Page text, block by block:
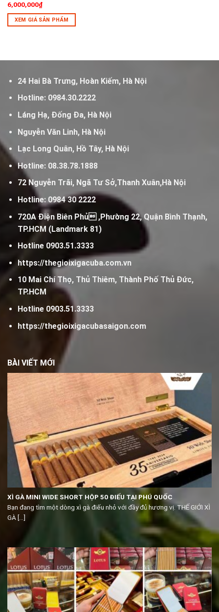
5out of 5
6,000,000₫
XEM GIÁ SẢN PHẨM
24 Hai Bà Trưng, Hoàn Kiếm, Hà Nội
Hotline: 0984.30.2222
Láng Hạ, Đống Đa, Hà Nội
Nguyễn Văn Linh, Hà Nội
Lạc Long Quân, Hồ Tây, Hà Nội
Hotline: 08.38.78.1888
72 Nguyễn Trãi, Ngã Tư Sở,Thanh Xuân,Hà Nội
Hotline: 0984 30 2222
720A Điện Biên Phủ ,Phường 22, Quận Bình Thạnh,
TP.HCM (Landmark 81)
Hotline 0903.51.3333
https://thegioixigacuba.com.vn
10 Mai Chí Thọ, Thủ Thiêm, Thành Phố Thủ Đức,
TP.HCM
Hotline 0903.51.3333
https://thegioixigacubasaigon.com
BÀI VIẾT MỚI
XÌ GÀ MINI WIDE SHORT HỘP 50 ĐIẾU TẠI PHÚ QUỐC
Bạn đang tìm một dòng xì gà điếu nhỏ với đầy đủ hương vị. THẾ GIỚI XÌ
GÀ [...]